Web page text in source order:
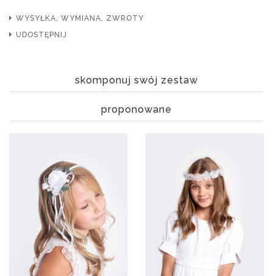
WYSYŁKA, WYMIANA, ZWROTY
UDOSTĘPNIJ
skomponuj swój zestaw
proponowane